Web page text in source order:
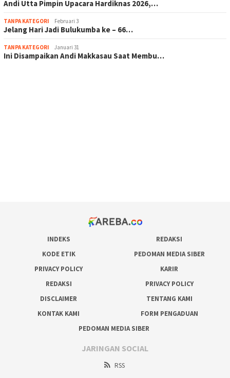
Andi Utta Pimpin Upacara Hardiknas 2026,…
TANPA KATEGORI Februari 3
Jelang Hari Jadi Bulukumba ke – 66…
TANPA KATEGORI Januari 31
Ini Disampaikan Andi Makkasau Saat Membu…
INDEKS
REDAKSI
KODE ETIK
PEDOMAN MEDIA SIBER
PRIVACY POLICY
KARIR
REDAKSI
PRIVACY POLICY
DISCLAIMER
TENTANG KAMI
KONTAK KAMI
FORM PENGADUAN
PEDOMAN MEDIA SIBER
JARINGAN SOCIAL
RSS